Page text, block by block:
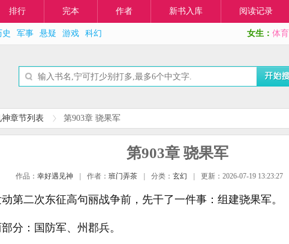
排行 完本 作者 新书入库 阅读记录
史 军事 悬疑 游戏 科幻 女生： 体育
章节列表 第903章 骁果军
第903章 骁果军
作品： 幸好遇见神 作者： 班门弄茶 分类： 玄幻 更新：2026-07-19 13:23:27
第二次东征高句丽战争前，先干了一件事：组建骁果军。
分：国防军、州郡兵。